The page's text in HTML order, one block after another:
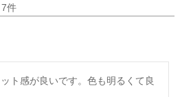
7
ト感が良いです。色も明るくて良